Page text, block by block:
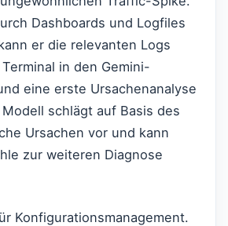
Dashboards und Logfiles
er die relevanten Logs
in den Gemini-
eine erste Ursachenanalyse
schlägt auf Basis des
Ursachen vor und kann
zur weiteren Diagnose
Konfigurationsmanagement.